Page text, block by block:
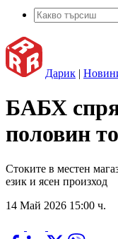
Дарик |
БАБХ
половин
Стоките в местен
език и ясен произход
14 Май 2026 15:00 ч.